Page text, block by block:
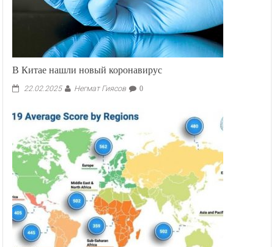
В Китае нашли новый коронавирус
22.02.2025 Негмат Гиясов 0